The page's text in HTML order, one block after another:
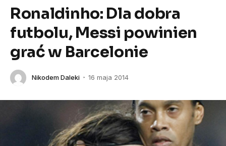
Ronaldinho: Dla dobra
futbolu, Messi powinien
grać w Barcelonie
Nikodem Daleki 16 maja 2014